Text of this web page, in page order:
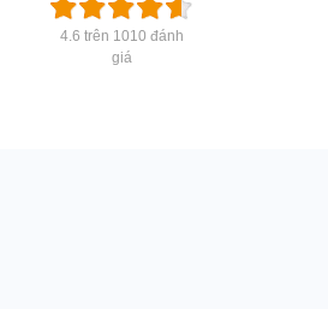
4.6 trên 1010 đánh
giá